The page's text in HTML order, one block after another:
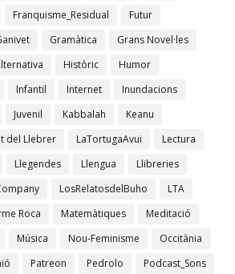
Franquisme_Residual
Futur
Gramàtica
Grans Novel·les
Històric
Humor
Infantil Internet
Inundacions
Juvenil Kabbalah
Keanu
del Llebrer LaTortugaAvui
Lectura
Llegendes Llengua
Llibreries
LosRelatosdelBuho
LTA
Roca Matemàtiques
Meditació
Música Nou-Feminisme
Occitània
Patreon Pedrolo
Podcast_Sons